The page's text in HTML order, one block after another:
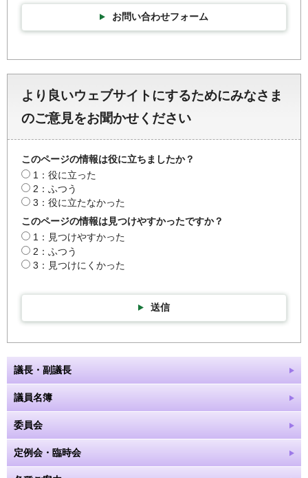
お問い合わせフォーム
より良いウェブサイトにするためにみなさま
のご意見をお聞かせください
このページの情報は役に立ちましたか？
1：役に立った
2：ふつう
3：役に立たなかった
このページの情報は見つけやすかったですか？
1：見つけやすかった
2：ふつう
3：見つけにくかった
送信
議長・副議長
議員名簿
委員会
定例会・臨時会